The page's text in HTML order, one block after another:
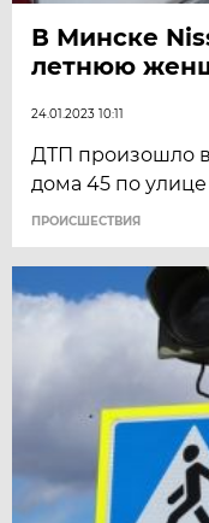
В Минске
летнюю
24.01.2023 10:11
ДТП произошло
дома 45 по
ПРОИСШЕСТВИЯ